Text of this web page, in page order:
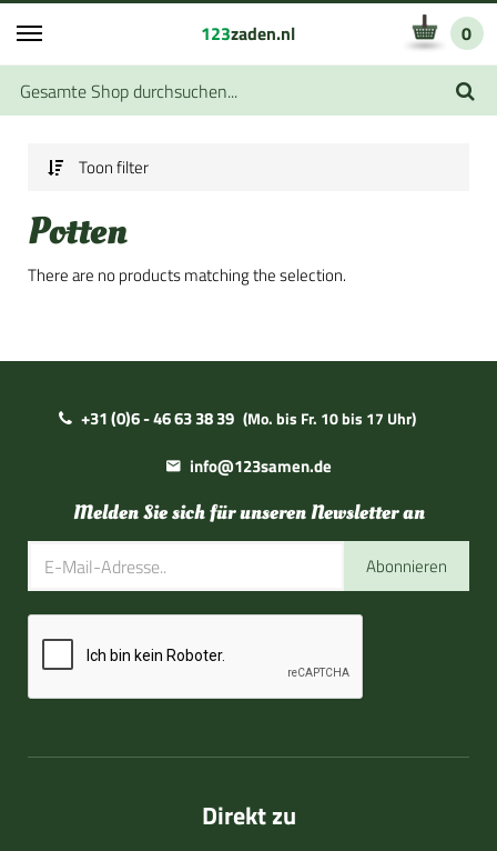
123zaden.nl 0
Toon filter
Potten
There are no products matching the selection.
+31 (0)6 - 46 63 38 39 (Mo. bis Fr. 10 bis 17 Uhr)
info@123samen.de
Melden Sie sich für unseren Newsletter an
Abonnieren
Direkt zu